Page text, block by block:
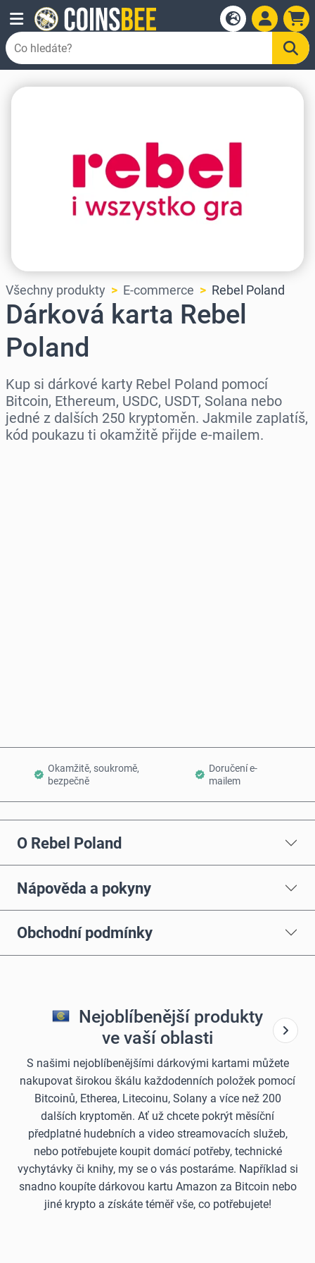
Všechny produkty E-commerce Rebel Poland
Dárková karta Rebel
Poland
Kup si dárkové karty Rebel Poland pomocí
Bitcoin, Ethereum, USDC, USDT, Solana nebo
jedné z dalších 250 kryptoměn. Jakmile zaplatíš,
kód poukazu ti okamžitě přijde e-mailem.
Okamžitě, soukromě,
bezpečně
Doručení e-
mailem
O Rebel Poland
Nápověda a pokyny
Obchodní podmínky
Nejoblíbenější produkty
ve vaší oblasti
S našimi nejoblíbenějšími dárkovými kartami můžete
nakupovat širokou škálu každodenních položek pomocí
Bitcoinů, Etherea, Litecoinu, Solany a více než 200
dalších kryptoměn. Ať už chcete pokrýt měsíční
předplatné hudebních a video streamovacích služeb,
nebo potřebujete koupit domácí potřeby, technické
vychytávky či knihy, my se o vás postaráme. Například si
snadno koupíte dárkovou kartu Amazon za Bitcoin nebo
jiné krypto a získáte téměř vše, co potřebujete!